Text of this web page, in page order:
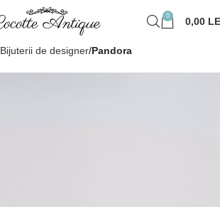
0 0,00
Bijuterii de designer Pandora